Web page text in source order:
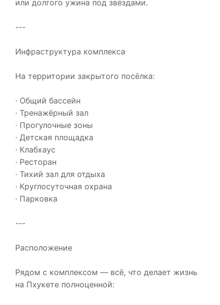
или долгого ужина под звёздами.
---
Инфраструктура комплекса
На территории закрытого посёлка:
· Общий бассейн
· Тренажёрный зал
· Прогулочные зоны
· Детская площадка
· Клабхаус
· Ресторан
· Тихий зал для отдыха
· Круглосуточная охрана
· Парковка
---
Расположение
Рядом с комплексом — всё, что делает жизнь
на Пхукете полноценной: